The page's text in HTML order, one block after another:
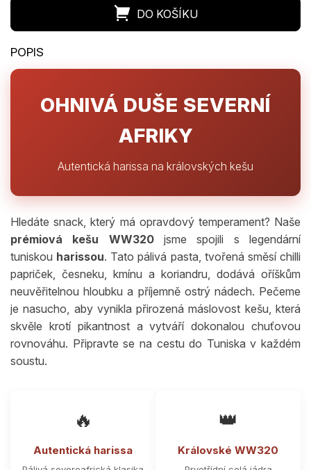
OHNIVÁ DUŠE SEVERNÍ
AFRIKY
Autentická harissa na královských kešu
Hledáte snack, který má opravdový temperament? Naše
prémiová kešu WW320jsme spojili s legendární
tuniskou harissou. Tato pálivá pasta, tvořená směsí chilli
papriček, česneku, kmínu a koriandru, dodává oříškům
neuvěřitelnou hloubku a příjemně ostrý nádech. Pečeme
je nasucho, aby vynikla přirozená máslovost kešu, která
skvěle krotí pikantnost a vytváří dokonalou chuťovou
rovnováhu. Připravte se na cestu do Tuniska v každém
soustu.
🔥
Autentická harissa
👑
Královské WW320